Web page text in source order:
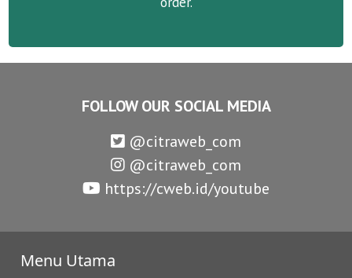
FOLLOW OUR SOCIAL MEDIA
@citraweb_com
@citraweb_com
https://cweb.id/youtube
Menu Utama